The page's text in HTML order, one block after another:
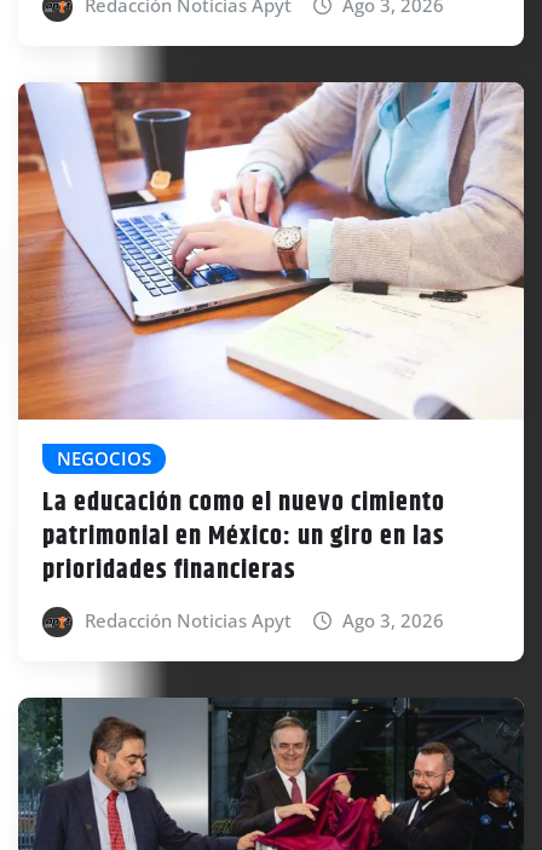
Redacción Noticias Apyt Ago 3, 2026
NEGOCIOS
La educación como el nuevo cimiento
patrimonial en México: un giro en las
prioridades financieras
Redacción Noticias Apyt Ago 3, 2026